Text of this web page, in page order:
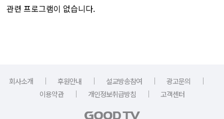
관련 프로그램이 없습니다.
회사소개 ｜ 후원안내 ｜ 설교방송참여 ｜ 광고문의
｜
이용약관
｜ 개인정보취급방침 ｜ 고객센터